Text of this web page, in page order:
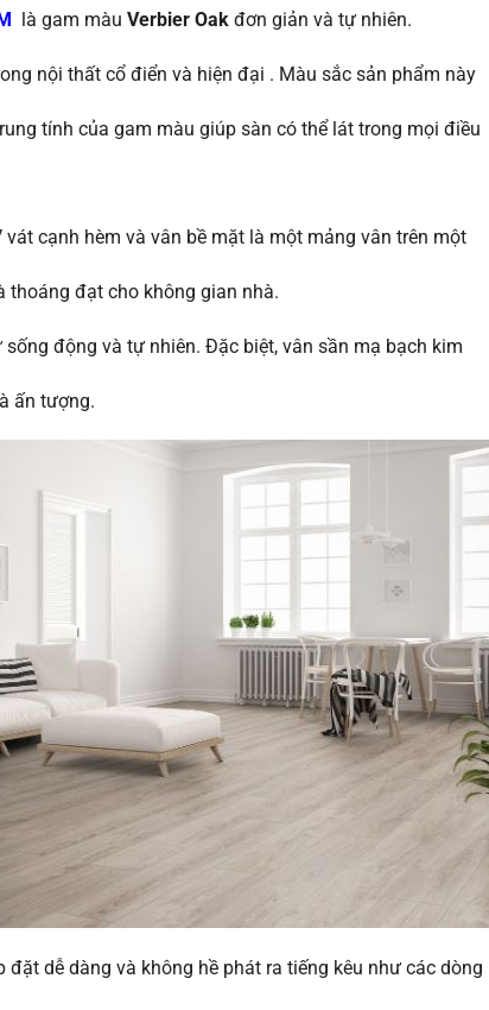
là gam màu Verbier Oak đơn giản và tự nhiên.
nội thất cổ điển và hiện đại . Màu sắc sản phẩm này
tính của gam màu giúp sàn có thể lát trong mọi điều
cạnh hèm và vân bề mặt là một mảng vân trên một
thoáng đạt cho không gian nhà.
động và tự nhiên. Đặc biệt, vân sần mạ bạch kim
ấn tượng.
đặt dễ dàng và không hề phát ra tiếng kêu như các dòng